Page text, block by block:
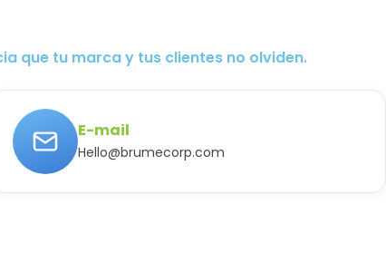
que tu marca y tus clientes no olviden.
E-mail
Hello@brumecorp.com